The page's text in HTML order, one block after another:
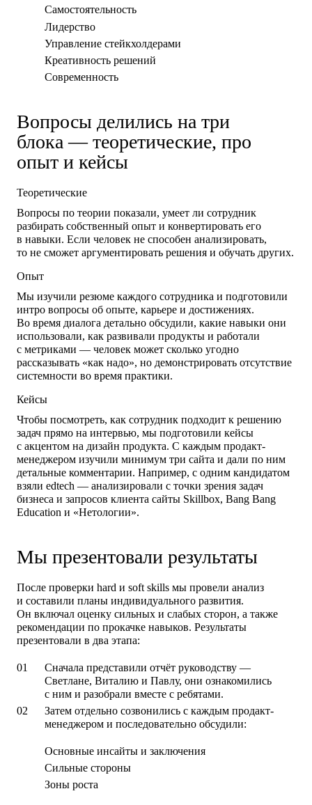
Самостоятельность
Лидерство
Управление стейкхолдерами
Креативность решений
Современность
Вопросы делились на три
блока — теоретические, про
опыт и кейсы
Теоретические
Вопросы по теории показали, умеет ли сотрудник
разбирать собственный опыт и конвертировать его
в навыки. Если человек не способен анализировать,
то не сможет аргументировать решения и обучать других.
Опыт
Мы изучили резюме каждого сотрудника и подготовили
интро вопросы об опыте, карьере и достижениях.
Во время диалога детально обсудили, какие навыки они
использовали, как развивали продукты и работали
с метриками — человек может сколько угодно
рассказывать «как надо», но демонстрировать отсутствие
системности во время практики.
Кейсы
Чтобы посмотреть, как сотрудник подходит к решению
задач прямо на интервью, мы подготовили кейсы
с акцентом на дизайн продукта. С каждым продакт-
менеджером изучили минимум три сайта и дали по ним
детальные комментарии. Например, с одним кандидатом
взяли edtech — анализировали с точки зрения задач
бизнеса и запросов клиента сайты Skillbox, Bang Bang
Education и «Нетологии».
Мы презентовали результаты
После проверки hard и soft skills мы провели анализ
и составили планы индивидуального развития.
Он включал оценку сильных и слабых сторон, а также
рекомендации по прокачке навыков. Результаты
презентовали в два этапа:
Сначала представили отчёт руководству —
Светлане, Виталию и Павлу, они ознакомились
с ним и разобрали вместе с ребятами.
Затем отдельно созвонились с каждым продакт-
менеджером и последовательно обсудили:
Основные инсайты и заключения
Сильные стороны
Зоны роста